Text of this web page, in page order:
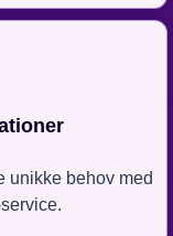
unikke behov med